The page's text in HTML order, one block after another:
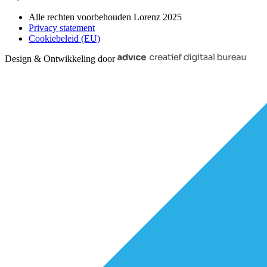
Alle rechten voorbehouden Lorenz 2025
Privacy statement
Cookiebeleid (EU)
Design & Ontwikkeling door